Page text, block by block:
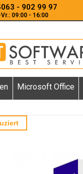
- 902 99 97
Vr.: 09:00 - 16:00
Microsoft Office